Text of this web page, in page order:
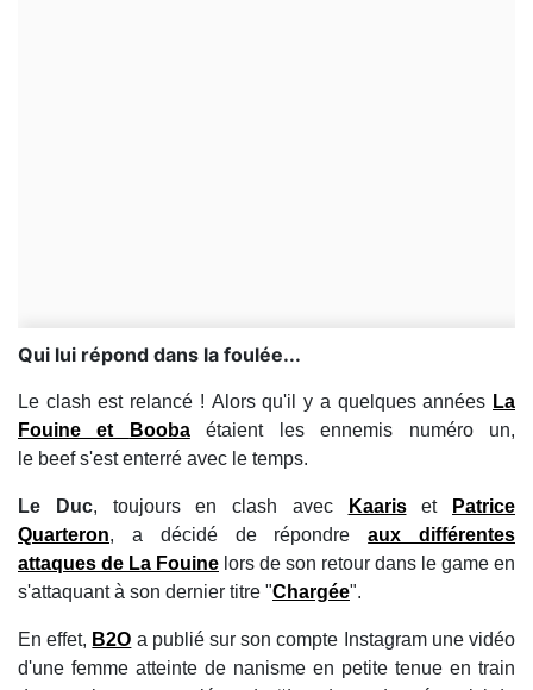
Qui lui répond dans la foulée...
Le clash est relancé ! Alors qu'il y a quelques années La
Fouine et Boobaétaient les ennemis numéro un,
le beef s'est enterré avec le temps.
Le Duc, toujours en clash avec Kaariset
Patrice
Quarteron, a décidé de répondreaux différentes
attaques de La Fouine lors de son retour dans le game en
s'attaquant à son dernier titre "Chargée".
En effet, B2O a publié sur son compte Instagram une vidéo
d'une femme atteinte de nanisme en petite tenue en train